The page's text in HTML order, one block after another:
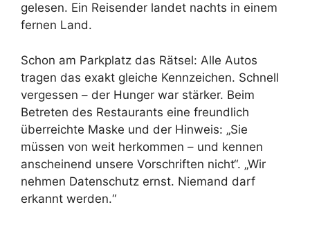
gelesen. Ein Reisender landet nachts in einem
fernen Land.
Schon am Parkplatz das Rätsel: Alle Autos
tragen das exakt gleiche Kennzeichen. Schnell
vergessen – der Hunger war stärker. Beim
Betreten des Restaurants eine freundlich
überreichte Maske und der Hinweis: „Sie
müssen von weit herkommen – und kennen
anscheinend unsere Vorschriften nicht“. „Wir
nehmen Datenschutz ernst. Niemand darf
erkannt werden.“